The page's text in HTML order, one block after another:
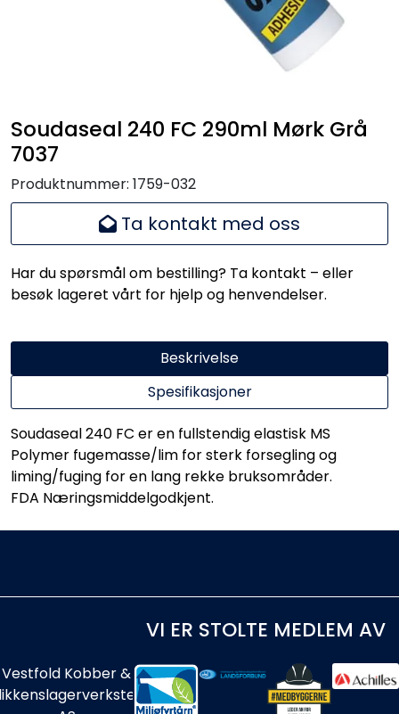
Soudaseal 240 FC 290ml Mørk Grå
7037
Produktnummer: 1759-032
Ta kontakt med oss
Har du spørsmål om bestilling? Ta kontakt – eller
besøk lageret vårt for hjelp og henvendelser.
Beskrivelse
Spesifikasjoner
Soudaseal 240 FC er en fullstendig elastisk MS
Polymer fugemasse/lim for sterk forsegling og
liming/fuging for en lang rekke bruksområder.
FDA Næringsmiddelgodkjent.
VI ER STOLTE MEDLEM AV
Vestfold Kobber &